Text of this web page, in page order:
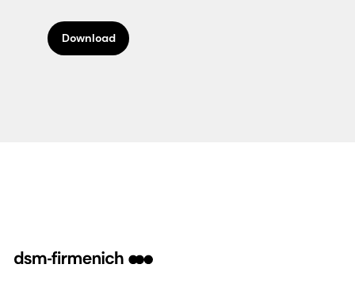
Download